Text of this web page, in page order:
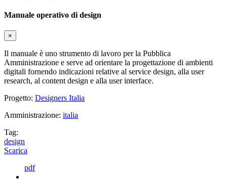
Manuale operativo di design
×
Il manuale è uno strumento di lavoro per la Pubblica
Amministrazione e serve ad orientare la progettazione di ambienti
digitali fornendo indicazioni relative al service design, alla user
research, al content design e alla user interface.
Progetto: Designers Italia
Amministrazione: italia
Tag:
design
Scarica
pdf